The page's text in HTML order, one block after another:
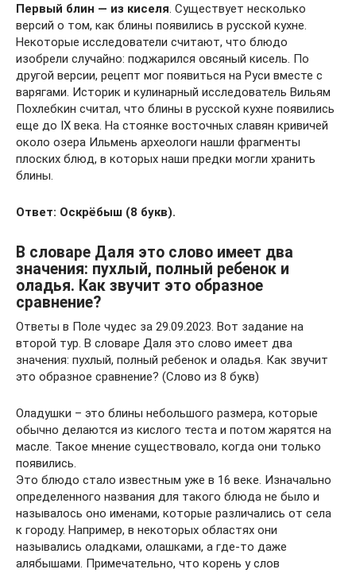
Первый блин — из киселя. Существует несколько
версий о том, как блины появились в русской кухне.
Некоторые исследователи считают, что блюдо
изобрели случайно: поджарился овсяный кисель. По
другой версии, рецепт мог появиться на Руси вместе с
варягами. Историк и кулинарный исследователь Вильям
Похлебкин считал, что блины в русской кухне появились
еще до IХ века. На стоянке восточных славян кривичей
около озера Ильмень археологи нашли фрагменты
плоских блюд, в которых наши предки могли хранить
блины.
Ответ: Оскрёбыш (8 букв).
В словаре Даля это слово имеет два
значения: пухлый, полный ребенок и
оладья. Как звучит это образное
сравнение?
Ответы в Поле чудес за 29.09.2023. Вот задание на
второй тур. В словаре Даля это слово имеет два
значения: пухлый, полный ребенок и оладья. Как звучит
это образное сравнение? (Слово из 8 букв)
Оладушки – это блины небольшого размера, которые
обычно делаются из кислого теста и потом жарятся на
масле. Такое мнение существовало, когда они только
появились.
Это блюдо стало известным уже в 16 веке. Изначально
определенного названия для такого блюда не было и
называлось оно именами, которые различались от села
к городу. Например, в некоторых областях они
назывались оладками, олашками, а где-то даже
алябышами. Примечательно, что корень у слов